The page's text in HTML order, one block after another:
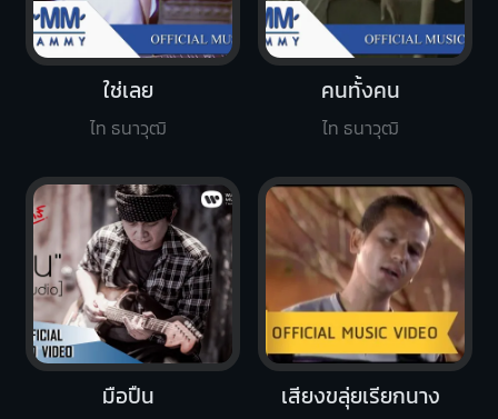
ใช่เลย
ไท ธนาวุฒิ
คนทั้งคน
ไท ธนาวุฒิ
มือปืน เสียงขลุ่ยเรียกนาง